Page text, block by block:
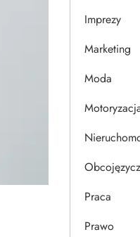
Imprezy
Marketing
Moda
Praca
Prawo